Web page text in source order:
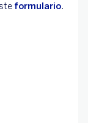
formulario.